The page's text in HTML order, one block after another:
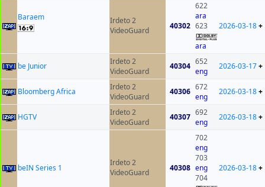
Baraem
Irdeto 2
VideoGuard
40302
622
ara
623
ara
2026-03-18+
be Junior
Irdeto 2
VideoGuard
40304 652
eng
2026-03-17+
Bloomberg Africa
Irdeto 2
VideoGuard
40306 672
eng
2026-03-18+
HGTV
Irdeto 2
VideoGuard
40307 692
eng
2026-03-18+
beIN Series 1
Irdeto 2
VideoGuard
40308
702
eng
703
eng
704
2026-03-18+